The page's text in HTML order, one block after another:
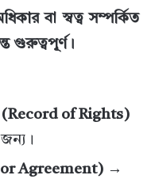
বা স্বত্ব সম্পর্কিত
গুরুত্বপূর্ণ।
(Record of Rights)
or Agreement) →